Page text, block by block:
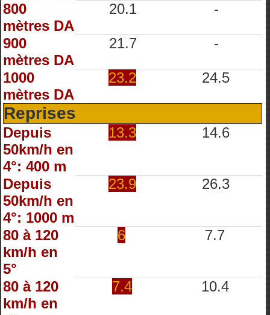
800
mètres DA
20.1 -
900
mètres DA
21.7 -
1000
mètres DA
23.2 24.5
Reprises
Depuis
50km/h en
4°: 400 m
13.3 14.6
Depuis
50km/h en
4°: 1000 m
23.9 26.3
80 à 120
km/h en
5°
6 7.7
80 à 120
km/h en
7.4 10.4